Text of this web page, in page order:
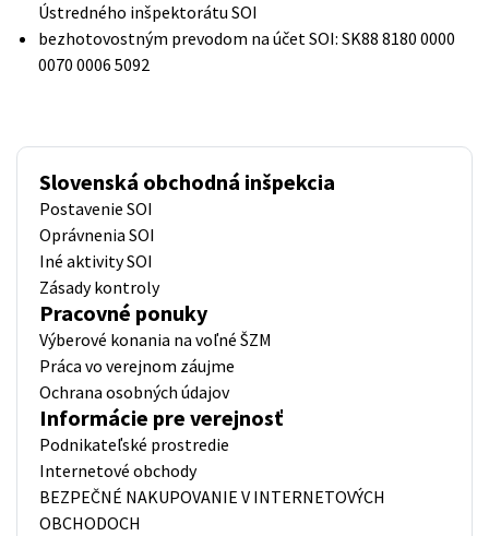
Ústredného inšpektorátu SOI
bezhotovostným prevodom na účet SOI: SK88 8180 0000
0070 0006 5092
Slovenská obchodná inšpekcia
Postavenie SOI
Oprávnenia SOI
Iné aktivity SOI
Zásady kontroly
Pracovné ponuky
Výberové konania na voľné ŠZM
Práca vo verejnom záujme
Ochrana osobných údajov
Informácie pre verejnosť
Podnikateľské prostredie
Internetové obchody
BEZPEČNÉ NAKUPOVANIE V INTERNETOVÝCH
OBCHODOCH